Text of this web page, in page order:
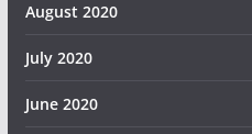
August 2020
July 2020
June 2020